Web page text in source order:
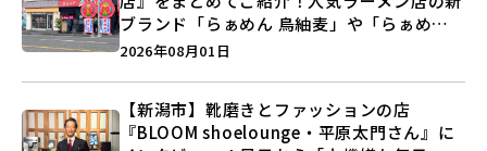
ブランド「らぁめん 鳥紬麦」や「らぁめん
しょうがの空」など盛りだくさん♪
2026年08月01日
【新潟市】靴磨きとファッションの店
『BLOOM shoelounge・平原太門さん』に